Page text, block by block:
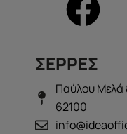
ΣΕΡΡΕΣ
Παύλου Μελά
62100